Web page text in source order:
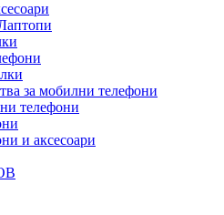
за мобилни телефони
телефони
и аксесоари